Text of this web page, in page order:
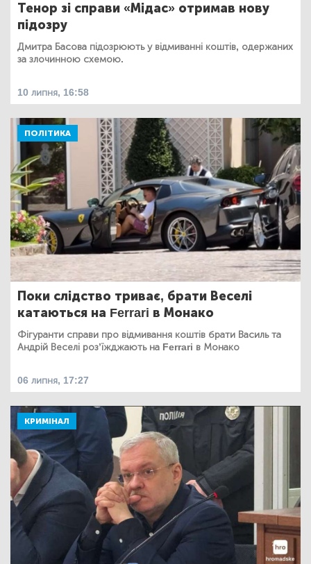
Тенор зі справи «Мідас» отримав нову
підозру
Дмитра Басова підозрюють у відмиванні коштів, одержаних
за злочинною схемою.
10 липня, 16:58
ПОЛІТИКА
Поки слідство триває, брати Веселі
катаються на Ferrari в Монако
Фігуранти справи про відмивання коштів брати Василь та
Андрій Веселі роз’їжджають на Ferrari в Монако
06 липня, 17:27
КРИМІНАЛ